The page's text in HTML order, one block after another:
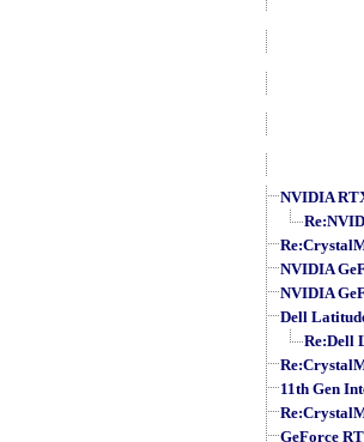
NVIDIA
NVIDIA
NVIDIA
Dell
Re:Dell
11th Gen
GeForce